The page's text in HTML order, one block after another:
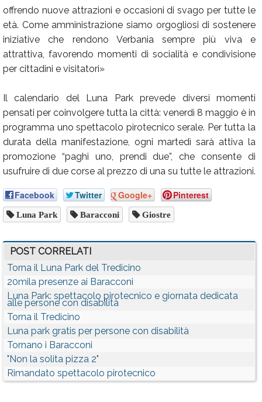
offrendo nuove attrazioni e occasioni di svago per tutte le
età. Come amministrazione siamo orgogliosi di sostenere
iniziative che rendono Verbania sempre più viva e
attrattiva, favorendo momenti di socialità e condivisione
per cittadini e visitatori»
Il calendario del Luna Park prevede diversi momenti
pensati per coinvolgere tutta la città: venerdì 8 maggio è in
programma uno spettacolo pirotecnico serale. Per tutta la
durata della manifestazione, ogni martedì sarà attiva la
promozione “paghi uno, prendi due”, che consente di
usufruire di due corse al prezzo di una su tutte le attrazioni.
Facebook Twitter Google+ Pinterest
Luna Park Baracconi Giostre
POST CORRELATI
Torna il Luna Park del Tredicino
20mila presenze ai Baracconi
Luna Park: spettacolo pirotecnico e giornata dedicata
alle persone con disabilità
Torna il Tredicino
Luna park gratis per persone con disabilità
Tornano i Baracconi
"Non la solita pizza 2"
Rimandato spettacolo pirotecnico